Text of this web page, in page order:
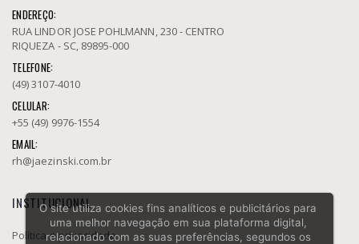
ENDEREÇO:
RUA LINDOR JOSE POHLMANN, 230 - CENTRO
RIQUEZA - SC, 89895-000
TELEFONE:
(49) 3107-4010
CELULAR:
+55 (49) 9976-1554
EMAIL:
rh@jaezinski.com.br
INSTITUCIONAL
Política e privacidade
O site utiliza cookies fins analíticos e publicitários para
uma melhor navegação em sua plataforma digital,
relacionado com as suas preferências, segundos os